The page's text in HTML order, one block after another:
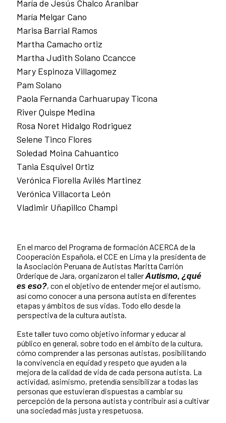
María de Jesús Chalco Aranibar
María Melgar Cano
Marisa Barrial Ramos
Martha Camacho ortiz
Martha Judith Solano Ccancce
Mary Espinoza Villagomez
Pam Solano
Paola Fernanda Carhuarupay Ticona
River Quispe Medina
Rosa Noret Hidalgo Rodriguez
Selene Tinco Flores
Soledad Moina Cahuantico
Tania Esquivel Ortiz
Verónica Fiorella Avilés Martinez
Verónica Villacorta León
Vladimir Uñapillco Champi
En el marco del Programa de formación ACERCA de la
Cooperación Española, el CCE en Lima y la presidenta de
la Asociación Peruana de Autistas Maritta Carrión
Orderique de Jara, organizaron el tallerAutismo, ¿qué
es eso?, con el objetivo de entender mejor el autismo,
así como conocer a una persona autista en diferentes
etapas y ámbitos de sus vidas. Todo ello desde la
perspectiva de la cultura autista.
Este taller tuvo como objetivo informar y educar al
público en general, sobre todo en el ámbito de la cultura,
cómo comprender a las personas autistas, posibilitando
la convivencia en equidad y respeto que ayuden a la
mejora de la calidad de vida de cada persona autista. La
actividad, asimismo, pretendía sensibilizar a todas las
personas que estuvieran dispuestas a cambiar su
percepción de la persona autista y contribuir así a cultivar
una sociedad más justa y respetuosa.